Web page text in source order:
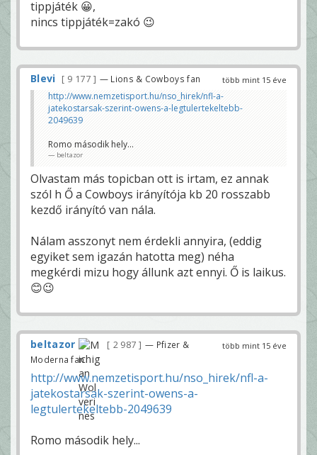
tippjáték 😀,
nincs tippjáték=zakó 😉
több mint 15 éve
Blevi 9 177 — Lions & Cowboys fan
http://www.nemzetisport.hu/nso_hirek/nfl-a-
jatekostarsak-szerint-owens-a-legtulertekeltebb-
2049639
Romo második hely...
beltazor
Olvastam más topicban ott is irtam, ez annak
szól h Ő a Cowboys irányítója kb 20 rosszabb
kezdő irányító van nála.
Nálam asszonyt nem érdekli annyira, (eddig
egyiket sem igazán hatotta meg) néha
megkérdi mizu hogy állunk azt ennyi. Ő is laikus.
😊😉
több mint 15 éve
beltazor 2 987
— Pfizer &
Moderna fan
http://www.nemzetisport.hu/nso_hirek/nfl-a-
jatekostarsak-szerint-owens-a-
legtulertekeltebb-2049639
Romo második hely...